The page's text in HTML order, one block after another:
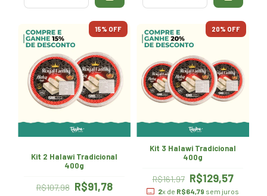
15% OFF
Kit 2 Halawi Tradicional
400g
R$107,98 R$91,78
20% OFF
Kit 3 Halawi Tradicional
400g
R$161,97 R$129,57
2x de R$64,79 sem juros